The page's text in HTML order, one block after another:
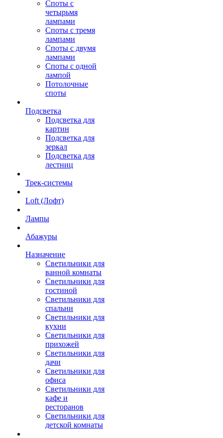
Споты с
четырьмя
лампами
Споты с тремя
лампами
Споты с двумя
лампами
Споты с одной
лампой
Потолочные
споты
Подсветка
Подсветка для
картин
Подсветка для
зеркал
Подсветка для
лестниц
Трек-системы
Loft (Лофт)
Лампы
Абажуры
Назначение
Светильники для
ванной комнаты
Светильники для
гостиной
Светильники для
спальни
Светильники для
кухни
Светильники для
прихожей
Светильники для
дачи
Светильники для
офиса
Светильники для
кафе и
ресторанов
Светильники для
детской комнаты